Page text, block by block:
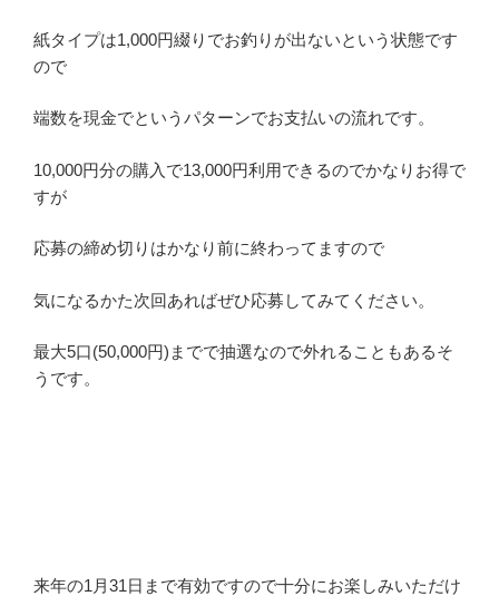
紙タイプは1,000円綴りでお釣りが出ないという状態です
ので
端数を現金でというパターンでお支払いの流れです。
10,000円分の購入で13,000円利用できるのでかなりお得で
すが
応募の締め切りはかなり前に終わってますので
気になるかた次回あればぜひ応募してみてください。
最大5口(50,000円)までで抽選なので外れることもあるそ
うです。
来年の1月31日まで有効ですので十分にお楽しみいただけ